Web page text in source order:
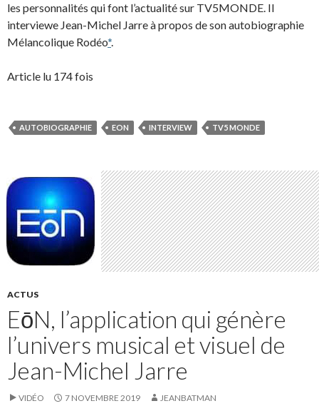
les personnalités qui font l’actualité sur TV5MONDE. Il
interviewe Jean-Michel Jarre à propos de son autobiographie
Mélancolique Rodéo*.
Article lu 174 fois
AUTOBIOGRAPHIE EON INTERVIEW TV5 MONDE
ACTUS
EōN, l’application qui génère
l’univers musical et visuel de
Jean-Michel Jarre
VIDÉO 7 NOVEMBRE 2019 JEANBATMAN